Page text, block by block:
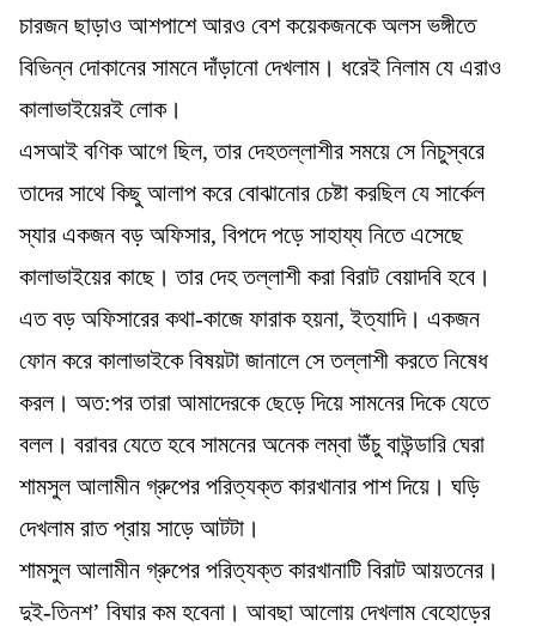
চারজন ছাড়াও আশপাশে আরও বেশ কয়েকজনকে অলস ভঙ্গীতে
বিভিন্ন দোকানের সামনে দাঁড়ানো দেখলাম। ধরেই নিলাম যে এরাও
কালাভাইয়েরই লোক।
এসআই বণিক আগে ছিল, তার দেহতল্লাশীর সময়ে সে নিচুস্বরে
তাদের সাথে কিছু আলাপ করে বোঝানোর চেষ্টা করছিল যে সার্কেল
স্যার একজন বড় অফিসার, বিপদে পড়ে সাহায্য নিতে এসেছে
কালাভাইয়ের কাছে। তার দেহ তল্লাশী করা বিরাট বেয়াদবি হবে।
এত বড় অফিসারের কথা-কাজে ফারাক হয়না, ইত্যাদি। একজন
ফোন করে কালাভাইকে বিষয়টা জানালে সে তল্লাশী করতে নিষেধ
করল। অত:পর তারা আমাদেরকে ছেড়ে দিয়ে সামনের দিকে যেতে
বলল। বরাবর যেতে হবে সামনের অনেক লম্বা উঁচু বাউন্ডারি ঘেরা
শামসুল আলামীন গ্রুপের পরিত্যক্ত কারখানার পাশ দিয়ে। ঘড়ি
দেখলাম রাত প্রায় সাড়ে আটটা।
শামসুল আলামীন গ্রুপের পরিত্যক্ত কারখানাটি বিরাট আয়তনের।
দুই-তিনশ’ বিঘার কম হবেনা। আবছা আলোয় দেখলাম বেহোড়ের